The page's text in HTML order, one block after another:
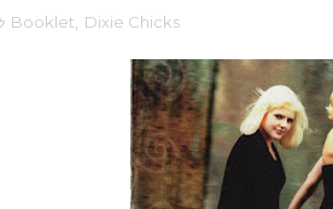
Booklet Dixie Chicks